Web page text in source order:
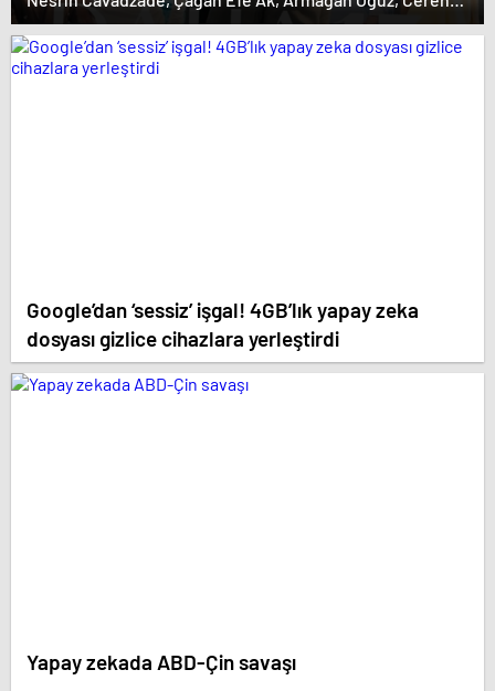
Ayruk, Ata Yaşat, Dilara Aksüyek, Çağdaş Onur Öztürk,
Melis Babadağ, Helin Elveren ve Bülent Seyran gibi
isimlerin kadrosunda yer aldığı ‘Daha 17’ ekran
Google’dan ‘sessiz’ işgal! 4GB’lık yapay zeka
dosyası gizlice cihazlara yerleştirdi
Yapay zekada ABD-Çin savaşı